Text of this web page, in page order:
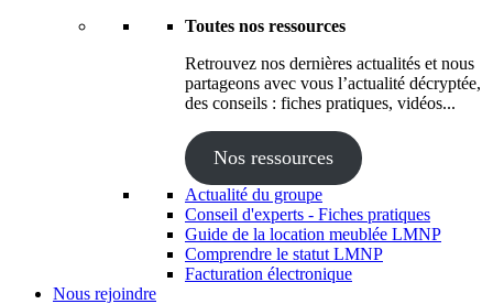
Toutes nos ressources
Retrouvez nos dernières actualités et nous
partageons avec vous l’actualité décryptée,
des conseils : fiches pratiques, vidéos...
Nos ressources
Actualité du groupe
Conseil d'experts - Fiches pratiques
Guide de la location meublée LMNP
Comprendre le statut LMNP
Facturation électronique
Nous rejoindre